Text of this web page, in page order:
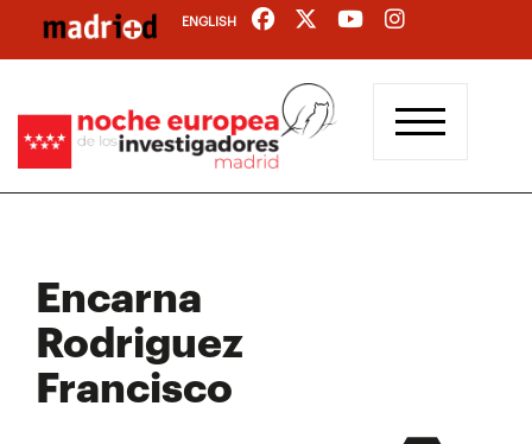
contenido
ENGLISH
Encarna
Rodriguez
Francisco